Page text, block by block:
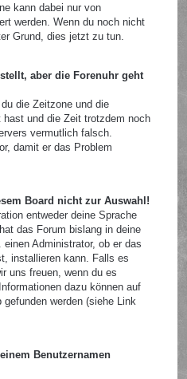
kann dabei nur von
werden. Wenn du noch nicht
Grund, dies jetzt zu tun.
aber die Forenuhr geht
die Zeitzone und die
und die Zeit trotzdem noch
vermutlich falsch.
damit er das Problem
Board nicht zur Auswahl!
entweder deine Sprache
das Forum bislang in deine
Administrator, ob er das
installieren kann. Falls es
uns freuen, wenn du es
dazu können auf
werden (siehe Link
Benutzernamen